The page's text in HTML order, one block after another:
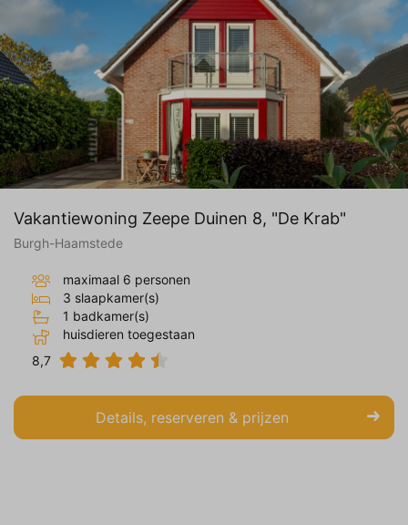
Vakantiewoning Zeepe Duinen 8, "De Krab"
Burgh-Haamstede
maximaal 6 personen
3 slaapkamer(s)
1 badkamer(s)
huisdieren toegestaan
8,7
Details, reserveren & prijzen